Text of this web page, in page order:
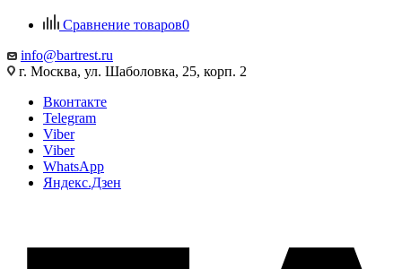
Сравнение товаров0
info@bartrest.ru
г. Москва, ул. Шаболовка, 25, корп. 2
Вконтакте
Telegram
Viber
Viber
WhatsApp
Яндекс.Дзен